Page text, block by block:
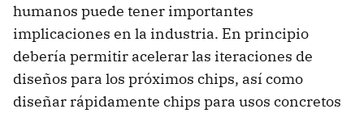
humanos puede tener importantes
implicaciones en la industria. En principio
debería permitir acelerar las iteraciones de
diseños para los próximos chips, así como
diseñar rápidamente chips para usos concretos